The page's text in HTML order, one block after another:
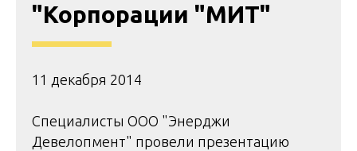
"Корпорации "МИТ"
11 декабря 2014
Специалисты ООО "Энерджи
Девелопмент" провели презентацию